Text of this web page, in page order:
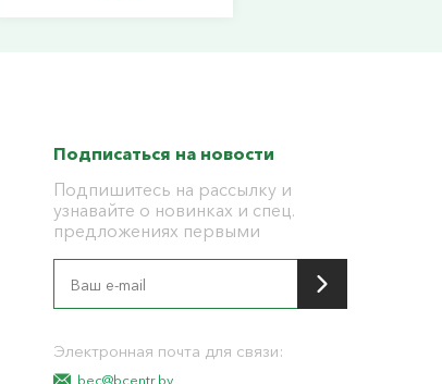
Подписаться на новости
Подпишитесь на рассылку и
узнавайте о новинках и спец.
предложениях первыми
Электронная почта для связи:
bec@bcentr.by